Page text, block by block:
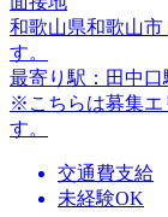
和歌山県和歌山
す。
最寄り駅：田中口
※こちらは募集エ
す。
交通費支給
未経験OK